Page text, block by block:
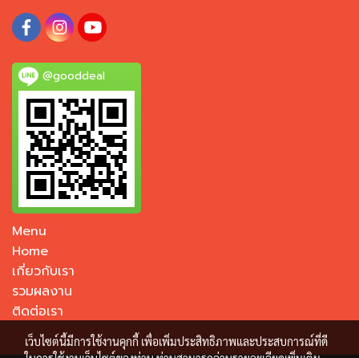
@gooddeal
Menu
Home
เกี่ยวกับเรา
รวมผลงาน
ติดต่อเรา
เว็บไซต์นี้มีการใช้งานคุกกี้ เพื่อเพิ่มประสิทธิภาพและประสบการณ์ที่ดี